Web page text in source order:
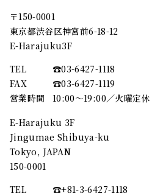
〒150-0001
東京都渋谷区神宮前6-18-12
E-Harajuku3F
TEL
☎︎03-6427-1118
FAX
☎︎03-6427-1119
営業時間
10:00～19:00／火曜定休
E-Harajuku 3F
Jingumae Shibuya-ku
Tokyo, JAPAN
150-0001
TEL
☎︎+81-3-6427-1118